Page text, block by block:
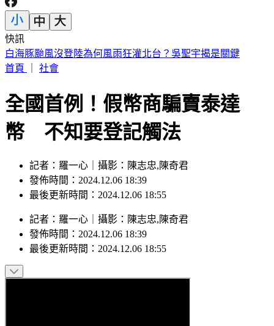
快訊
狄亞茲領22億連續砸鍋 大谷10局關鍵安助道奇止7連敗
首頁
社會
全國首例！假幣商騙賣泰達
幣 不知要登記觸法
記者：羅一心｜攝影：陳志忠,陳奇君
發佈時間：2024.12.06 18:39
最後更新時間：2024.12.06 18:55
記者 ： 羅一心 攝影 ： 陳志忠,陳奇君
發佈時間： 2024.12.06 18:39
最後更新時間： 2024.12.06 18:55